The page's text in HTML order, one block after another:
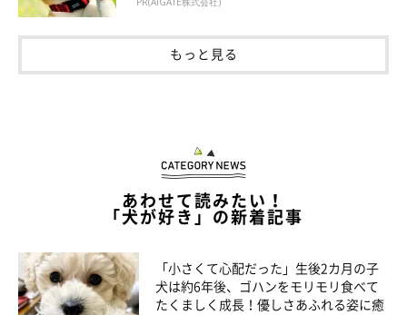
もっと見る
あわせて読みたい！
「犬が好き」の新着記事
「小さくて心配だった」生後2カ月の子
犬は約6年後、ゴハンをモリモリ食べて
たくましく成長！優しさあふれる姿に癒